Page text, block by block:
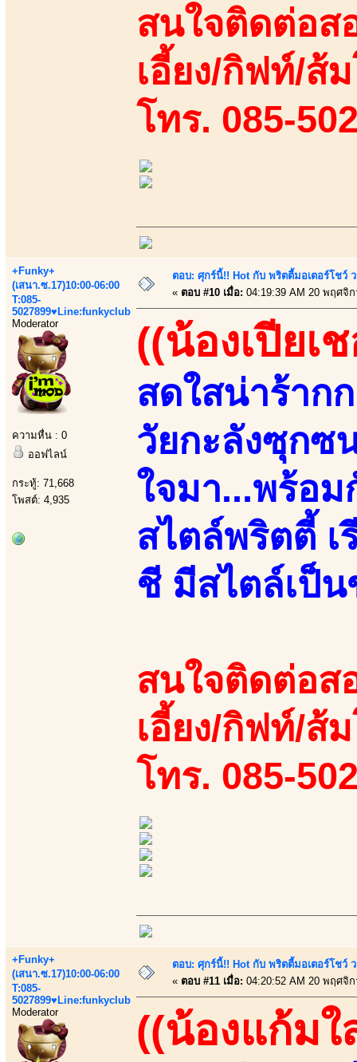
สนใจติดต่อส
เอี้ยง/กิฟท์/ส้
โทร. 085-
+Funky+
(เสนา.ซ.17)10:00-06:00
T:085-
5027899♥Line:funkyclub
Moderator
ความหื่น : 0
ออฟไลน์
กระทู้: 71,668
โพสต์: 4,935
ตอบ: ศุกร์นี้!! Hot กับ พริตตี้มอเตอร์โชว์ ว
« ตอบ #10 เมื่อ: 04:19:39 AM 20 พฤศจิ
((น้องเปียเ
สดใสน่าร้าก
วัยกะลังซุกซ
ใจมา...พร้อ
สไตล์พริตตี้ เ
ชี มีสไตล์เป็น
สนใจติดต่อส
เอี้ยง/กิฟท์/ส้
โทร. 085-
+Funky+
(เสนา.ซ.17)10:00-06:00
T:085-
5027899♥Line:funkyclub
Moderator
ตอบ: ศุกร์นี้!! Hot กับ พริตตี้มอเตอร์โชว์ ว
« ตอบ #11 เมื่อ: 04:20:52 AM 20 พฤศจิ
((น้องแก้มใ